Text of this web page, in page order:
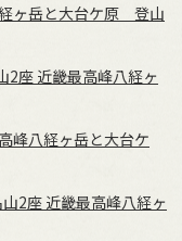
ヶ岳と大台ケ原 登山
2座 近畿最高峰八経ヶ
峰八経ヶ岳と大台ケ
2座 近畿最高峰八経ヶ